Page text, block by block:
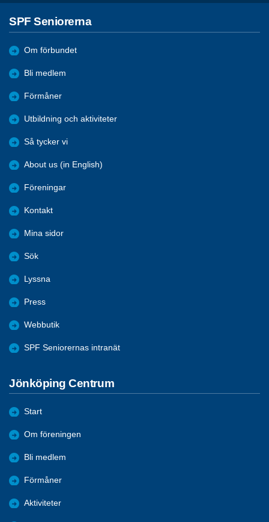
SPF Seniorerna
Om förbundet
Bli medlem
Förmåner
Utbildning och aktiviteter
Så tycker vi
About us (in English)
Föreningar
Kontakt
Mina sidor
Sök
Lyssna
Press
Webbutik
SPF Seniorernas intranät
Jönköping Centrum
Start
Om föreningen
Bli medlem
Förmåner
Aktiviteter